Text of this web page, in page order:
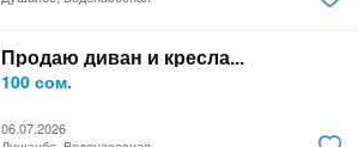
Продаю диван и кресла...
100 сом.
06.07.2026